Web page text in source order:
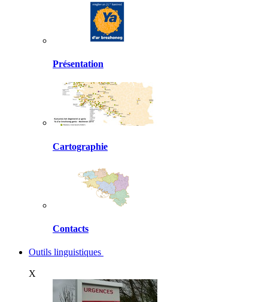
Présentation
Cartographie
Contacts
Outils linguistiques
X